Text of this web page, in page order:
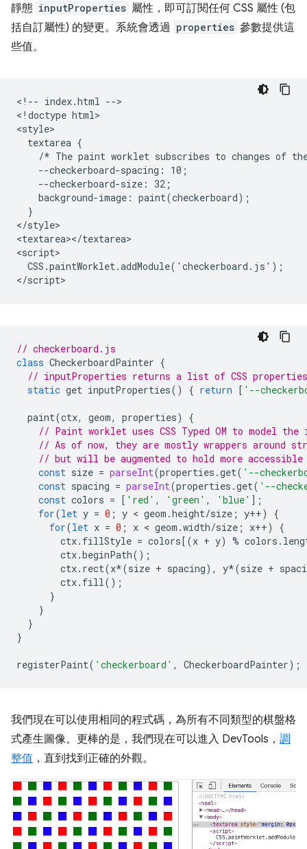
靜態 inputProperties 屬性，即可訂閱任何 CSS 屬性 (包
括自訂屬性) 的變更。系統會透過 properties 參數提供這
些值。
<!-- index.html -->
<!doctype html>
<style>
  textarea {
/* The paint worklet subscribes to changes of
    --checkerboard-spacing: 10;
    --checkerboard-size: 32;
    background-image: paint(checkerboard);
  }
</style>
<textarea></textarea>
<script>
  CSS.paintWorklet.addModule('checkerboard.js');
// checkerboard.js
class CheckerboardPainter {
// inputProperties returns a list of CSS
static get inputProperties() { return [ '--
paint(ctx, geom, properties)
{
// Paint worklet uses CSS Typed OM to model
// As of now, they are mostly wrappers around
// but will be augmented to hold more
const size = parseInt(properties .get( '--
const spacing = parseInt(properties .get( '--
const colors = [ 'red' , 'green' , 'blue' ];
for(let y = 0 ; y < geom .height/size ; y++)
{
for(let x = 0 ; x < geom .width/size ; x++)
{
ctx. fillStyle = colors[(x + y) % colors .
ctx.beginPath();
ctx. rect(x*(size + spacing), y*(size +
ctx. fill();
}
}
}
}
registerPaint( 'checkerboard' , CheckerboardPainter);
我們現在可以使用相同的程式碼，為所有不同類型的棋盤格
式產生圖像。更棒的是，我們現在可以進入 DevTools， 調
整值 ，直到找到正確的外觀。